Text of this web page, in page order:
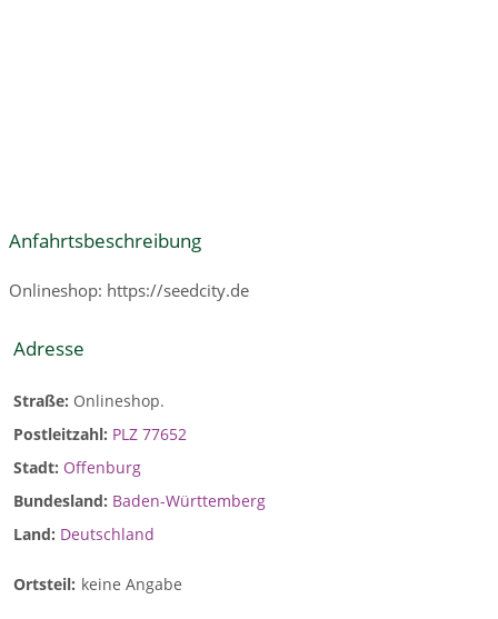
Anfahrtsbeschreibung
Onlineshop: https://seedcity.de
Adresse
Straße: Onlineshop.
Postleitzahl: PLZ 77652
Stadt: Offenburg
Bundesland: Baden-Württemberg
Land: Deutschland
Ortsteil: keine Angabe